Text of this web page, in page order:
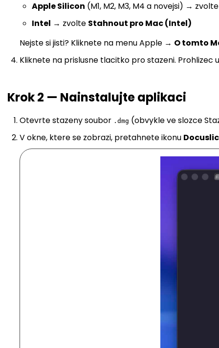
Apple Silicon (M1, M2, M3, M4 a novejsi) →
Intel → zvolte Stahnout pro Mac (Intel)
Nejste si jisti? Kliknete na menu Apple → O tomto
Kliknete na prislusne tlacitko pro stazeni. Prohlizec
Krok 2 — Nainstalujte aplikaci
Otevrte stazeny soubor .dmg (obvykle ve slozce
V okne, ktere se zobrazi, pretahnete ikonu